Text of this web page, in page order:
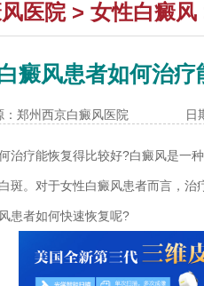
医院> 女性白癜风
癜风患者如何治疗
：郑州西京白癜风医院 日
治疗能恢复得比较好?白癜风是一
斑。对于女性白癜风患者而言，
患者如何快速恢复呢?